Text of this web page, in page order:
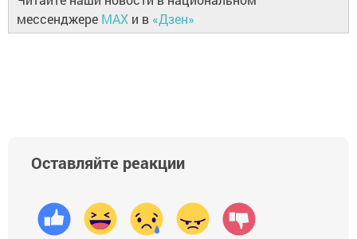
мессенджере MAX и в «Дзен»
Оставляйте реакции